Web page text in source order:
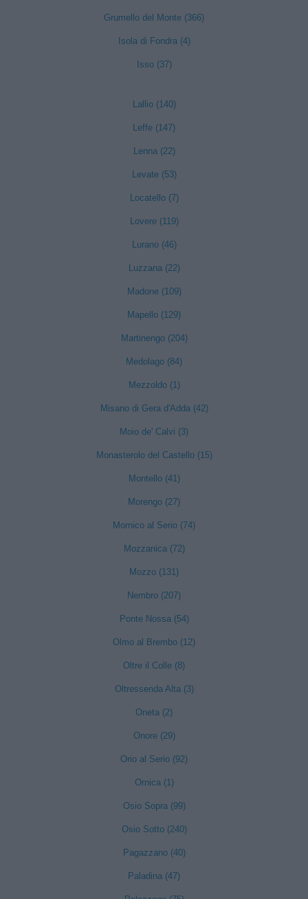
Grumello del Monte (366)
Isola di Fondra (4)
Isso (37)
Lallio (140)
Leffe (147)
Lenna (22)
Levate (53)
Locatello (7)
Lovere (119)
Lurano (46)
Luzzana (22)
Madone (109)
Mapello (129)
Martinengo (204)
Medolago (84)
Mezzoldo (1)
Misano di Gera d'Adda (42)
Moio de' Calvi (3)
Monasterolo del Castello (15)
Montello (41)
Morengo (27)
Mornico al Serio (74)
Mozzanica (72)
Mozzo (131)
Nembro (207)
Ponte Nossa (54)
Olmo al Brembo (12)
Oltre il Colle (8)
Oltressenda Alta (3)
Oneta (2)
Onore (29)
Orio al Serio (92)
Ornica (1)
Osio Sopra (99)
Osio Sotto (240)
Pagazzano (40)
Paladina (47)